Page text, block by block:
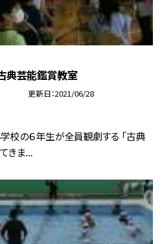
典芸能鑑賞教室
更新日 2021/06/28
校の６年生が全員観劇する 「古典
きま...